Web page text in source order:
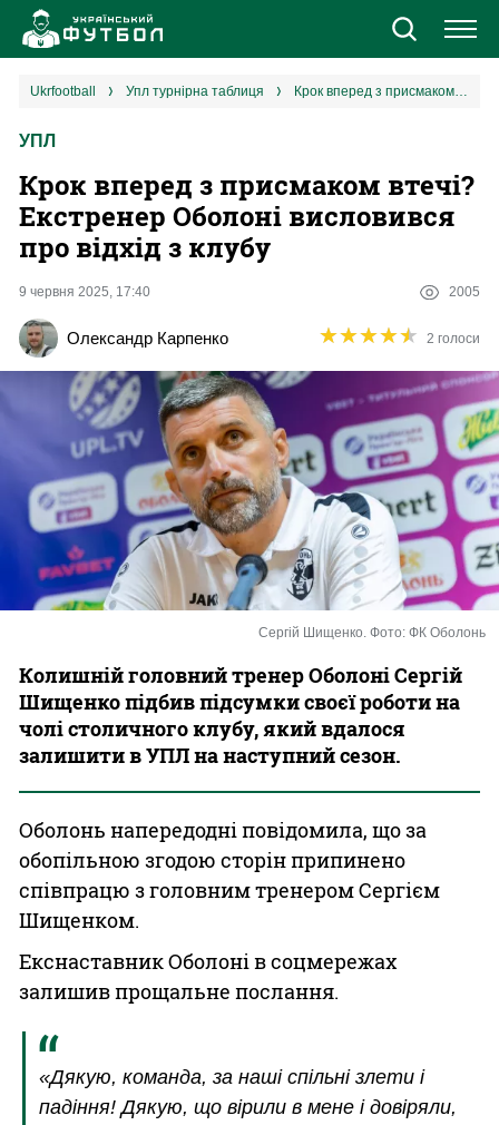
Новини
Єврокубки
УПЛ
2 ліга
Різне
Букмекери
Казино
ukrfootball упл турнірна таблиця Крок вперед з присмаком втечі? Екстренер Оболоні висловився про відхід з клубу
УПЛ
Крок вперед з присмаком втечі?
Екстренер Оболоні висловився
про відхід з клубу
9 червня 2025, 17:40 2005
Олександр Карпенко ★★★★★
★★★★★ 2 голоси
Сергій Шищенко. Фото: ФК Оболонь
Колишній головний тренер Оболоні Сергій
Шищенко підбив підсумки своєї роботи на
чолі столичного клубу, який вдалося
залишити в УПЛ на наступний сезон.
Оболонь напередодні повідомила, що за
обопільною згодою сторін припинено
співпрацю з головним тренером Сергієм
Шищенком.
Екснаставник Оболоні в соцмережах
залишив прощальне послання.
«Дякую, команда, за наші спільні злети і
падіння! Дякую, що вірили в мене і довіряли,